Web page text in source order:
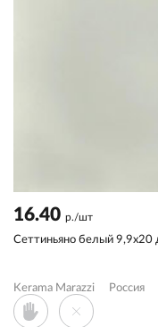
16.40 р./шт
Сеттиньяно белый
Kerama Marazzi Россия